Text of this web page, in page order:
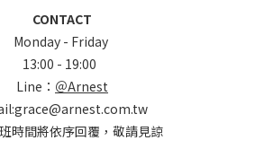
CONTACT
Monday - Friday
13:00 - 19:00
Line： ＠Arnest
時間將依序回覆，敬請見諒